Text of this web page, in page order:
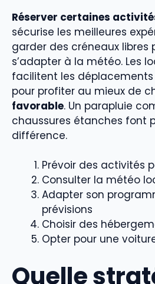
Réserver certaines
sécurise les meilleures
garder des créneaux libres
s’adapter à la météo. Les
facilitent les
pour profiter au mieux de
favorable. Un parapluie
chaussures étanches font
différence.
Prévoir des activités
Consulter la météo
Adapter son
prévisions
Choisir des
Opter pour une
Quelle